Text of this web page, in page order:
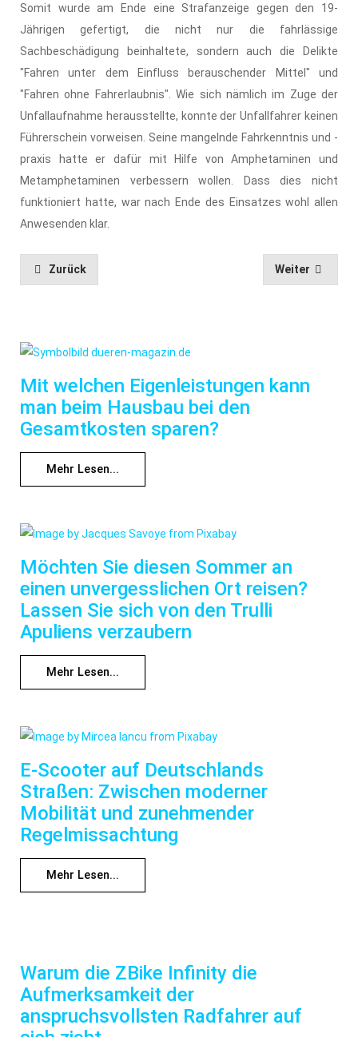
Somit wurde am Ende eine Strafanzeige gegen den 19-
Jährigen gefertigt, die nicht nur die fahrlässige
Sachbeschädigung beinhaltete, sondern auch die Delikte
"Fahren unter dem Einfluss berauschender Mittel" und
"Fahren ohne Fahrerlaubnis". Wie sich nämlich im Zuge der
Unfallaufnahme herausstellte, konnte der Unfallfahrer keinen
Führerschein vorweisen. Seine mangelnde Fahrkenntnis und -
praxis hatte er dafür mit Hilfe von Amphetaminen und
Metamphetaminen verbessern wollen. Dass dies nicht
funktioniert hatte, war nach Ende des Einsatzes wohl allen
Anwesenden klar.
Zurück Weiter
Mit welchen Eigenleistungen kann
man beim Hausbau bei den
Gesamtkosten sparen?
Mehr Lesen...
Möchten Sie diesen Sommer an
einen unvergesslichen Ort reisen?
Lassen Sie sich von den Trulli
Apuliens verzaubern
Mehr Lesen...
E-Scooter auf Deutschlands
Straßen: Zwischen moderner
Mobilität und zunehmender
Regelmissachtung
Mehr Lesen...
Warum die ZBike Infinity die
Aufmerksamkeit der
anspruchsvollsten Radfahrer auf